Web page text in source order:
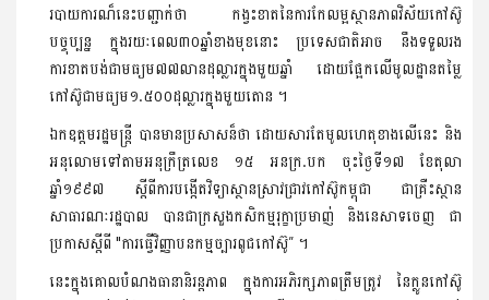
របាយ​ការ​ណ៏​នេះ​បញ្ជាក់ថា កង្វះខាត​នៃ​ការកែលម្អ​ស្ថានភាព​វិស័យ​កៅស៊ូ​
បច្ចុប្បន្ន​​ ក្នុង​រយៈពេល៣០ឆ្នាំ​ខាងមុខ​នោះ ​ប្រទេសជាតិ​អាច នឹងទទួល​រង​
ការខាតបង់​ជា​មធ្យម៧៧លាន​ដុល្លារ​ក្នុង​មួយឆ្នាំ ដោយ​ផ្អែកលើ​មូលដ្ឋាន​តម្លៃ​
កៅស៊ូ​ជា​មធ្យម១.៥០០ដុល្លារ​ក្នុង​មួយ​តោន ។
ឯកឧត្ដម​រដ្ឋមន្ដ្រី​ បាន​មាន​ប្រសា​ស​ន៏​ថា ដោយសារតែ​មូលហេតុ​ខាងលើនេះ ​និង​
អនុលោម​ទៅតាម​អនុ​ក្រឹ​ត្រ​លេខ ១៥ អនក្រ.បក ចុះ​ថ្ងៃទី១៧ ខែតុលា​
ឆ្នាំ១៩៩៧ ស្ដីពី​ការបង្កើត​វិទ្យាស្ថាន​ស្រាវជ្រាវ​កៅស៊ូ​កម្ពុជា ជា​គ្រឺះ​ស្ថាន​
សាធារណៈ​រដ្ឋបាល ​បានជា​ក្រសួងកសិកម្ម​រុក្ខាប្រមាញ់ និង​នេសាទ​ចេញ​ ជា​
ប្រកាស​ស្ដីពី "ការធ្វើ​វិ​ញ្ញាប​ន​កម្ម​ច្បារ​ពូជ​កៅស៊ូ” ។
នេះ​ក្នុង​គោលបំណង​ធានា​និរន្ដ​ភាព​ ក្នុងការ​អភិរក្ស​ភាពត្រឹមត្រូវ ​នៃ​ក្លូន​កៅស៊ូ